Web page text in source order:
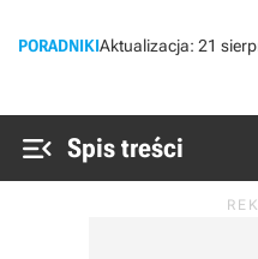
PORADNIKIAktualizacja: 21
 Spis treści